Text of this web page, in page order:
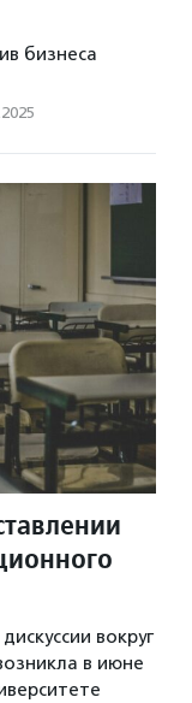
бизнеса
вокруг
в июне